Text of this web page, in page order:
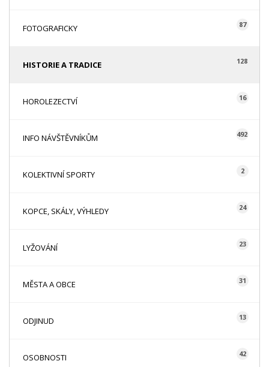
FOTOGRAFICKY 87
HISTORIE A TRADICE 128
HOROLEZECTVÍ 16
INFO NÁVŠTĚVNÍKŮM 492
KOLEKTIVNÍ SPORTY 2
KOPCE, SKÁLY, VÝHLEDY 24
LYŽOVÁNÍ 23
MĚSTA A OBCE 31
ODJINUD 13
OSOBNOSTI 42